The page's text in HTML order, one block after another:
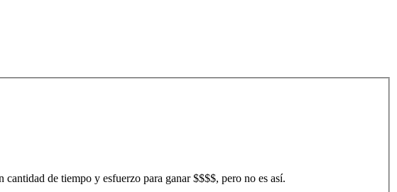
de tiempo y esfuerzo para ganar $$$$, pero no es así.